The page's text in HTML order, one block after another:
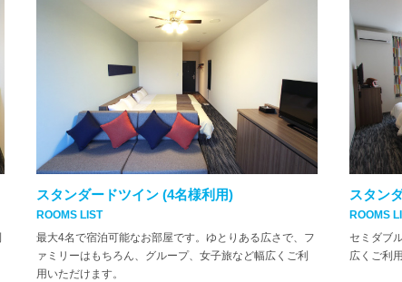
スタンダードツイン (4名様利用)
ROOMS LIST
最大4名で宿泊可能なお部屋です。ゆとりある広さで、フ
ァミリーはもちろん、グループ、女子旅など幅広くご利
用いただけます。
スタン
ROOMS
セミダブ
広くご利